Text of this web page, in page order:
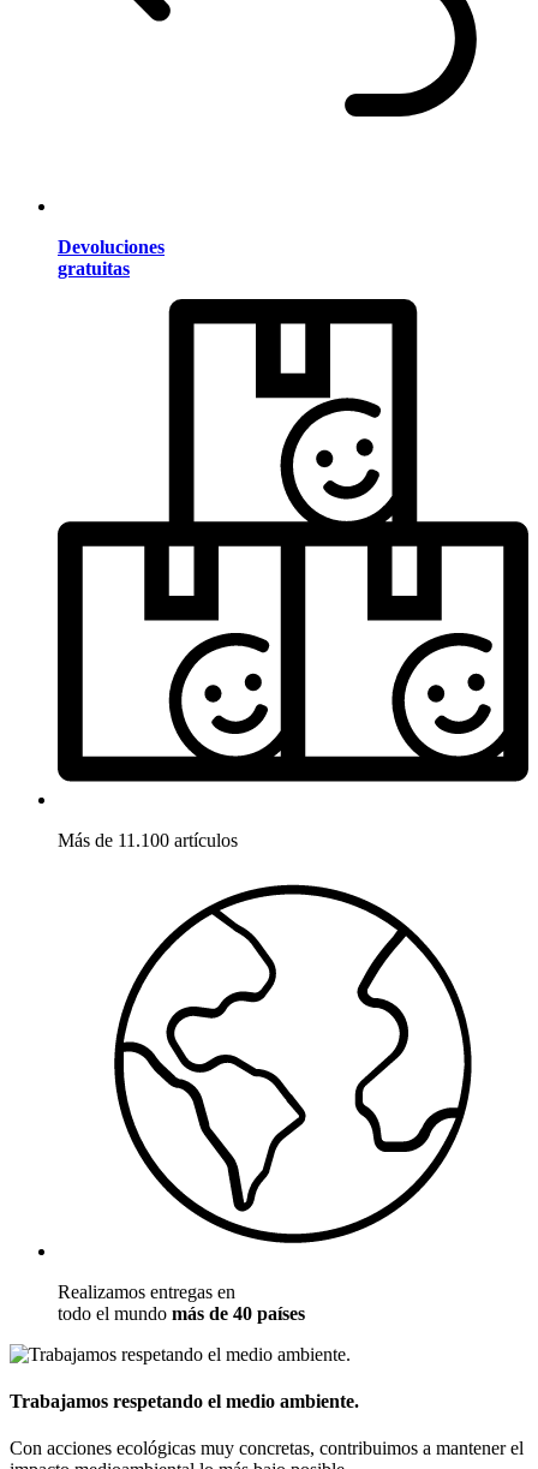
Devoluciones
gratuitas
Más de 11.100 artículos
Realizamos entregas en
todo el mundo más de 40 países
Trabajamos respetando el medio ambiente.
Con acciones ecológicas muy concretas, contribuimos a mantener el